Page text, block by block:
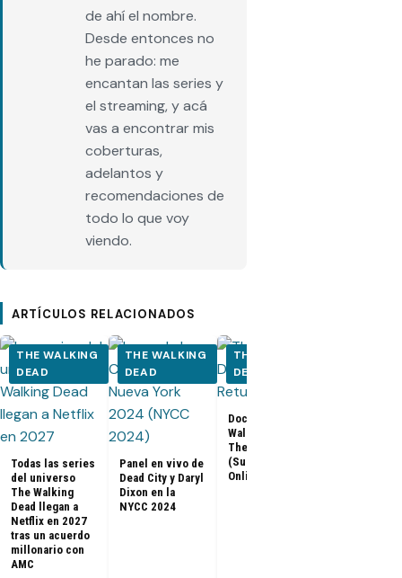
de ahí el nombre.
Desde entonces no
he parado: me
encantan las series y
el streaming, y acá
vas a encontrar mis
coberturas,
adelantos y
recomendaciones de
todo lo que voy
viendo.
ARTÍCULOS RELACIONADOS
THE WALKING
DEAD
Todas las series
del universo
The Walking
Dead llegan a
Netflix en 2027
tras un acuerdo
millonario con
AMC
THE WALKING
DEAD
Panel en vivo de
Dead City y Daryl
Dixon en la
NYCC 2024
THE WALKING
DEAD
Documental The
Walking Dead:
The Return
(Subtitulado
Online)